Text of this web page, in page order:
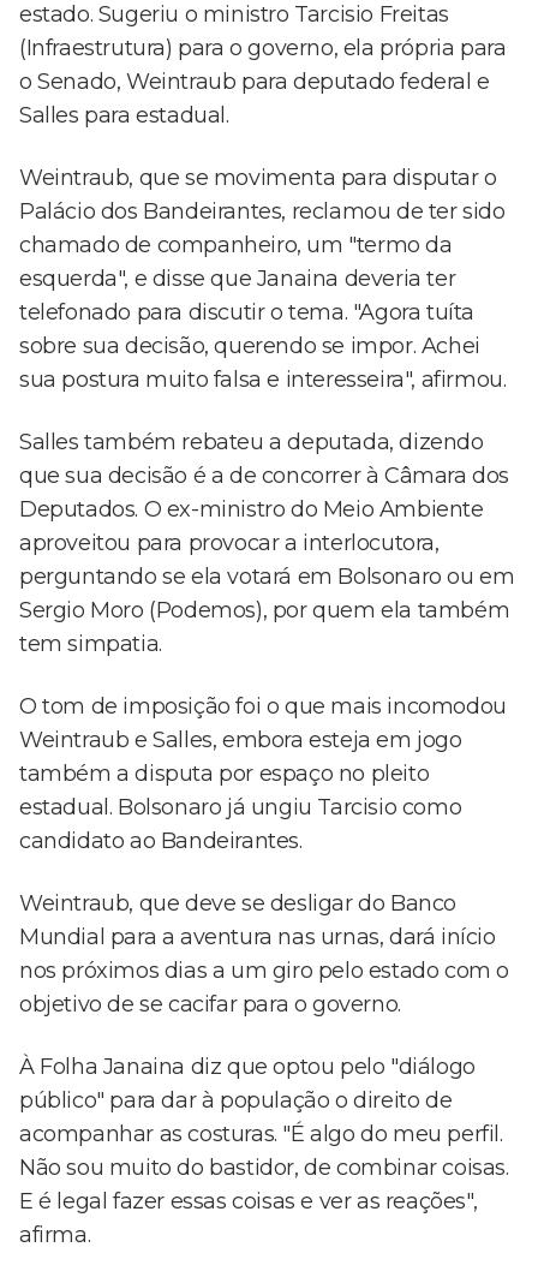
estado. Sugeriu o ministro Tarcisio Freitas
(Infraestrutura) para o governo, ela própria para
o Senado, Weintraub para deputado federal e
Salles para estadual.
Weintraub, que se movimenta para disputar o
Palácio dos Bandeirantes, reclamou de ter sido
chamado de companheiro, um "termo da
esquerda", e disse que Janaina deveria ter
telefonado para discutir o tema. "Agora tuíta
sobre sua decisão, querendo se impor. Achei
sua postura muito falsa e interesseira", afirmou.
Salles também rebateu a deputada, dizendo
que sua decisão é a de concorrer à Câmara dos
Deputados. O ex-ministro do Meio Ambiente
aproveitou para provocar a interlocutora,
perguntando se ela votará em Bolsonaro ou em
Sergio Moro (Podemos), por quem ela também
tem simpatia.
O tom de imposição foi o que mais incomodou
Weintraub e Salles, embora esteja em jogo
também a disputa por espaço no pleito
estadual. Bolsonaro já ungiu Tarcisio como
candidato ao Bandeirantes.
Weintraub, que deve se desligar do Banco
Mundial para a aventura nas urnas, dará início
nos próximos dias a um giro pelo estado com o
objetivo de se cacifar para o governo.
À Folha Janaina diz que optou pelo "diálogo
público" para dar à população o direito de
acompanhar as costuras. "É algo do meu perfil.
Não sou muito do bastidor, de combinar coisas.
E é legal fazer essas coisas e ver as reações",
afirma.